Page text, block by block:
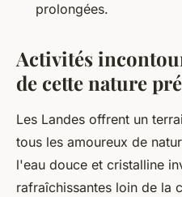
prolongées.
Activités
de cette nature
Les Landes offrent un
tous les amoureux de
l'eau douce et cristalline
rafraîchissantes loin de la